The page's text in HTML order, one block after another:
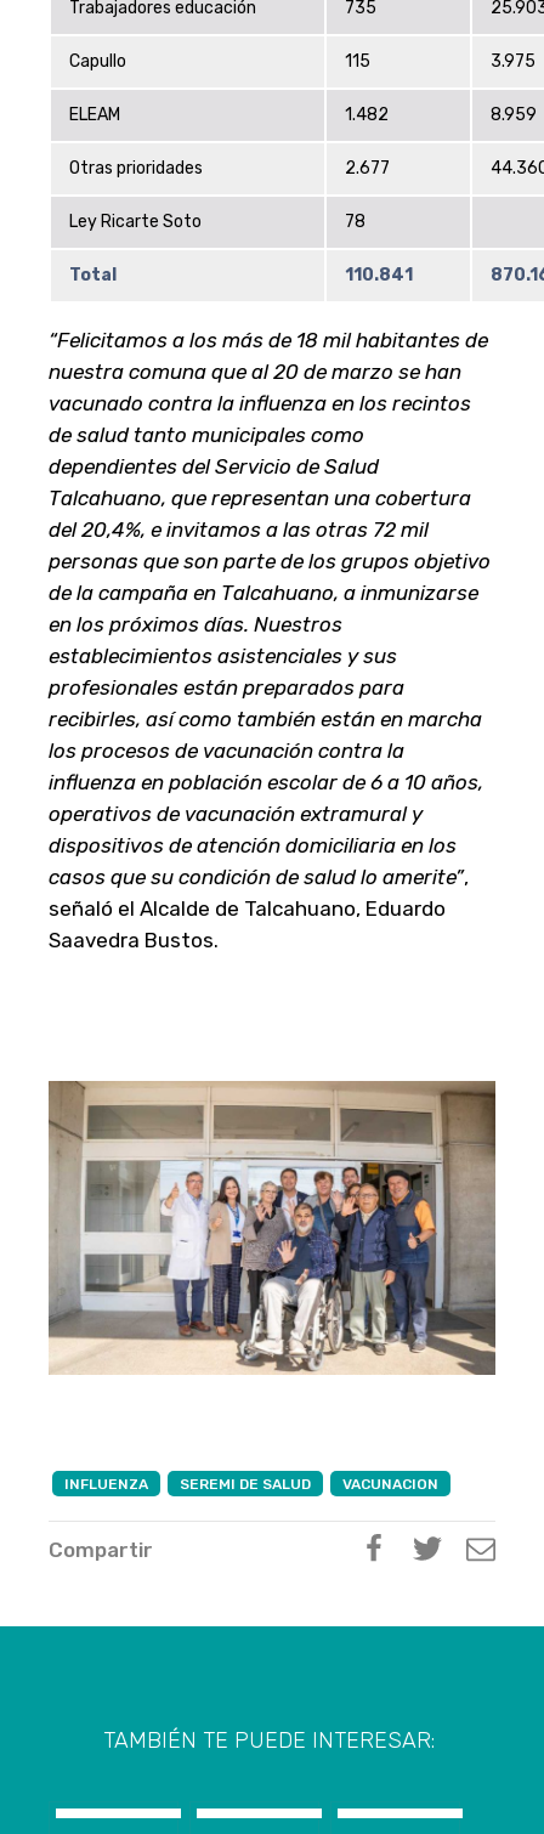
Trabajadores educación 735
Capullo 115 3.975
ELEAM 1.482 8.959
Otras prioridades 2.677
Ley Ricarte Soto 78
Total 110.841
“Felicitamos a los más de 18 mil habitantes de
nuestra comuna que al 20 de marzo se han
vacunado contra la influenza en los recintos
de salud tanto municipales como
dependientes del Servicio de Salud
Talcahuano, que representan una cobertura
del 20,4%, e invitamos a las otras 72 mil
personas que son parte de los grupos objetivo
de la campaña en Talcahuano, a inmunizarse
en los próximos días. Nuestros
establecimientos asistenciales y sus
profesionales están preparados para
recibirles, así como también están en marcha
los procesos de vacunación contra la
influenza en población escolar de 6 a 10 años,
operativos de vacunación extramural y
dispositivos de atención domiciliaria en los
casos que su condición de salud lo amerite”,
señaló el Alcalde de Talcahuano, Eduardo
Saavedra Bustos.
INFLUENZA SEREMI DE SALUD VACUNACION
Compartir
TAMBIÉN TE PUEDE INTERESAR: